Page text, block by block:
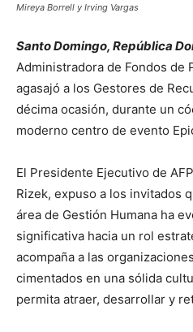
Mireya Borrell y Irving Vargas
Santo Domingo, República
Administradora de Fondos de
agasajó a los Gestores de
décima ocasión, durante un
moderno centro de evento
El Presidente Ejecutivo de
Rizek, expuso a los invitados
área de Gestión Humana ha
significativa hacia un rol
acompaña a las
cimentados en una sólida
permita atraer, desarrollar y